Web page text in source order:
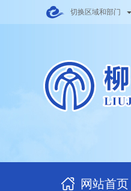
切换区域和部门
网站首页